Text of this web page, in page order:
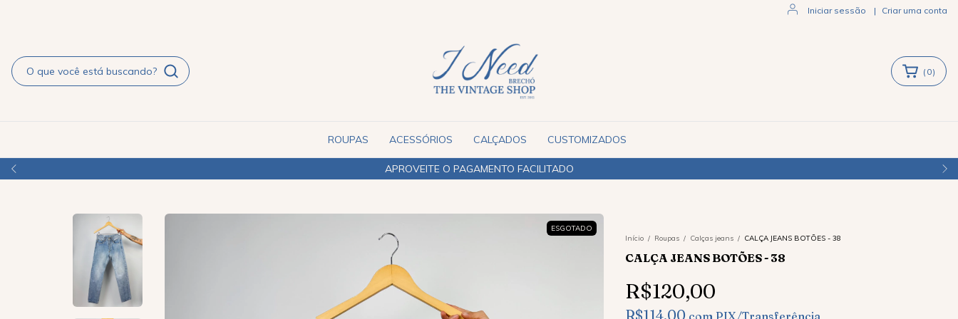
Iniciar sessão | Criar uma conta
ENVIAMOS PARA TODO O BRASIL
( 0)
ROUPAS ACESSÓRIOS CALÇADOS CUSTOMIZADOS
ESGOTADO
Início / Roupas / Calças jeans / CALÇA JEANS BOTÕES - 38
CALÇA JEANS BOTÕES - 38
R$120,00
R$114,00 com PIX/Transferência